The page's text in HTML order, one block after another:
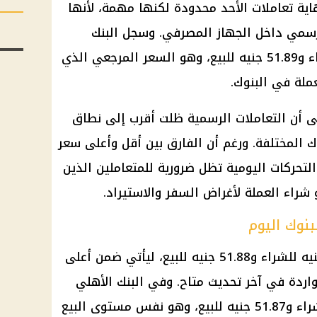
تعاملات الأحد محدودة لكنها مهمة، لأنها
داخل الجهاز المصرفي. وسجل البنك
51.75 جنيه للشراء و51.89 جنيه للبيع، وهو السعر المرجعي الذي
في البنوك.
أن التعاملات الرسمية ظلت أقرب إلى نطاق
المختلفة. ورغم أن الفارق بين أقل وأعلى سعر
اليومية تظل ضرورية للمتعاملين الذين
شراء العملة لأغراض السفر والاستيراد.
اليوم
51.78 جنيه للشراء و51.88 جنيه للبيع، ليأتي ضمن أعلى
في آخر تحديث متاح. وفي البنك الأهلي
، بلغ السعر 51.77 جنيه للشراء و51.87 جنيه للبيع، وهو نفس مستوى البيع